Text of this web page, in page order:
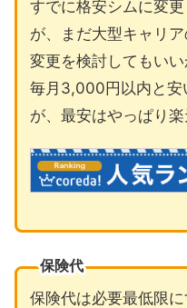
すでに格安シムに変
が、まだ大型キャリ
変更を検討してもいい
毎月3,000円以内と安
が、最安はやっぱり楽
保険代
保険代は必要最低限